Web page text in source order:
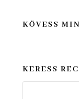
KÖVESS
KERESS